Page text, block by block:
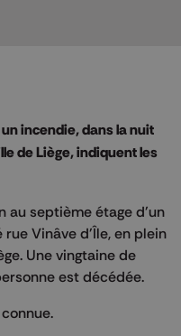
incendie, dans la nuit
de Liège, indiquent les
au septième étage d'un
Vinâve d'Île, en plein
Une vingtaine de
est décédée.